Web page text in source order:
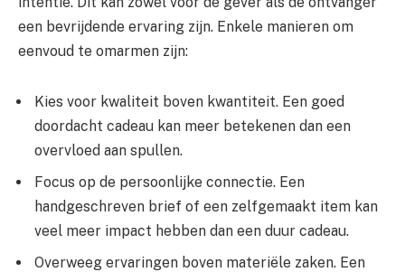
een bevrijdende ervaring zijn. Enkele manieren om
eenvoud te omarmen zijn:
Kies voor kwaliteit boven kwantiteit. Een goed
doordacht cadeau kan meer betekenen dan een
overvloed aan spullen.
Focus op de persoonlijke connectie. Een
handgeschreven brief of een zelfgemaakt item kan
veel meer impact hebben dan een duur cadeau.
Overweeg ervaringen boven materiële zaken. Een